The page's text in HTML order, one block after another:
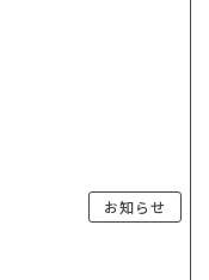
お知らせ